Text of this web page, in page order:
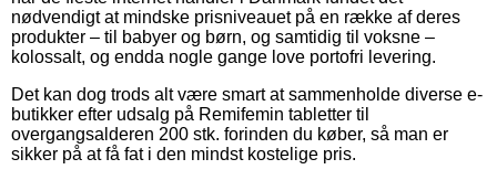
nødvendigt at mindske prisniveauet på en række af deres
produkter – til babyer og børn, og samtidig til voksne –
kolossalt, og endda nogle gange love portofri levering.
Det kan dog trods alt være smart at sammenholde diverse e-
butikker efter udsalg på Remifemin tabletter til
overgangsalderen 200 stk. forinden du køber, så man er
sikker på at få fat i den mindst kostelige pris.